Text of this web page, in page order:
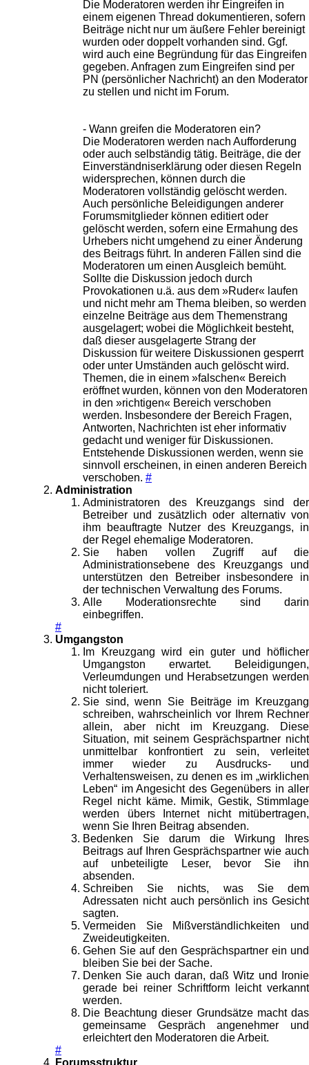
Die Moderatoren werden ihr Eingreifen in
einem eigenen Thread dokumentieren, sofern
Beiträge nicht nur um äußere Fehler bereinigt
wurden oder doppelt vorhanden sind. Ggf.
wird auch eine Begründung für das Eingreifen
gegeben. Anfragen zum Eingreifen sind per
PN (persönlicher Nachricht) an den Moderator
zu stellen und nicht im Forum.
- Wann greifen die Moderatoren ein?
Die Moderatoren werden nach Aufforderung
oder auch selbständig tätig. Beiträge, die der
Einverständniserklärung oder diesen Regeln
widersprechen, können durch die
Moderatoren vollständig gelöscht werden.
Auch persönliche Beleidigungen anderer
Forumsmitglieder können editiert oder
gelöscht werden, sofern eine Ermahung des
Urhebers nicht umgehend zu einer Änderung
des Beitrags führt. In anderen Fällen sind die
Moderatoren um einen Ausgleich bemüht.
Sollte die Diskussion jedoch durch
Provokationen u.ä. aus dem »Ruder« laufen
und nicht mehr am Thema bleiben, so werden
einzelne Beiträge aus dem Themenstrang
ausgelagert; wobei die Möglichkeit besteht,
daß dieser ausgelagerte Strang der
Diskussion für weitere Diskussionen gesperrt
oder unter Umständen auch gelöscht wird.
Themen, die in einem »falschen« Bereich
eröffnet wurden, können von den Moderatoren
in den »richtigen« Bereich verschoben
werden. Insbesondere der Bereich Fragen,
Antworten, Nachrichten ist eher informativ
gedacht und weniger für Diskussionen.
Entstehende Diskussionen werden, wenn sie
sinnvoll erscheinen, in einen anderen Bereich
verschoben. #
Administration
Administratoren des Kreuzgangs sind der
Betreiber und zusätzlich oder alternativ von
ihm beauftragte Nutzer des Kreuzgangs, in
der Regel ehemalige Moderatoren.
Sie haben vollen Zugriff auf die
Administrationsebene des Kreuzgangs und
unterstützen den Betreiber insbesondere in
der technischen Verwaltung des Forums.
Alle Moderationsrechte sind darin
einbegriffen.
#
Umgangston
Im Kreuzgang wird ein guter und höflicher
Umgangston erwartet. Beleidigungen,
Verleumdungen und Herabsetzungen werden
nicht toleriert.
Sie sind, wenn Sie Beiträge im Kreuzgang
schreiben, wahrscheinlich vor Ihrem Rechner
allein, aber nicht im Kreuzgang. Diese
Situation, mit seinem Gesprächspartner nicht
unmittelbar konfrontiert zu sein, verleitet
immer wieder zu Ausdrucks- und
Verhaltensweisen, zu denen es im „wirklichen
Leben“ im Angesicht des Gegenübers in aller
Regel nicht käme. Mimik, Gestik, Stimmlage
werden übers Internet nicht mitübertragen,
wenn Sie Ihren Beitrag absenden.
Bedenken Sie darum die Wirkung Ihres
Beitrags auf Ihren Gesprächspartner wie auch
auf unbeteiligte Leser, bevor Sie ihn
absenden.
Schreiben Sie nichts, was Sie dem
Adressaten nicht auch persönlich ins Gesicht
sagten.
Vermeiden Sie Mißverständlichkeiten und
Zweideutigkeiten.
Gehen Sie auf den Gesprächspartner ein und
bleiben Sie bei der Sache.
Denken Sie auch daran, daß Witz und Ironie
gerade bei reiner Schriftform leicht verkannt
werden.
Die Beachtung dieser Grundsätze macht das
gemeinsame Gespräch angenehmer und
erleichtert den Moderatoren die Arbeit.
#